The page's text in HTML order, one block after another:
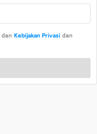
dan Kebijakan Privasi dan